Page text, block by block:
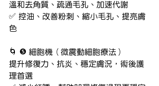
溫和去角質、疏通毛孔、加速代謝
✅ 控油、改善粉刺、縮小毛孔、提亮膚
色
🌀 ❺ 細胞機（微震動細胞療法）
提升修復力、抗炎、穩定膚況，術後護
理首選